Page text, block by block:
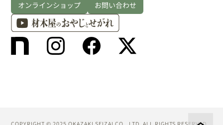
オンラインショップ お問い合わせ
COPYRIGHT © 2025 OKAZAKI SEIZAI CO., LTD. ALL RIGHTS RESERVED.